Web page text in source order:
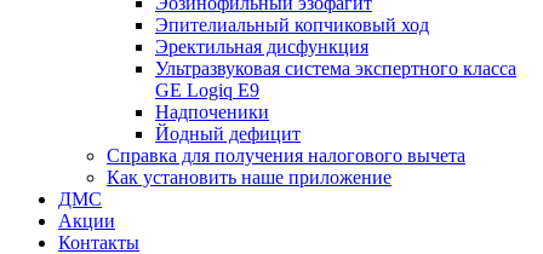
Эпителиальный копчиковый ход
Эректильная дисфункция
Ультразвуковая система экспертного класса
GE Logiq E9
Надпоченики
Йодный дефицит
Справка для получения налогового вычета
Как установить наше приложение
ДМС
Акции
Контакты